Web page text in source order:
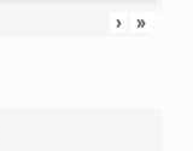
› »